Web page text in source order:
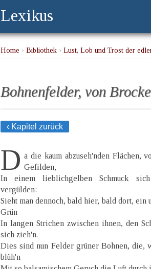
Lexikus
Home › Bibliothek › Lust, Lob und Trost der
Bohnenfelder, von
‹ Kapitel zurück
D a die kaum abzuseh'nden Flächen,
Gefilden,
In einem lieblichgelben Schmuck
vergülden:
Sieht man dennoch, bald hier, bald dort,
Grün
In langen Strichen zwischen ihnen, den
sich zieh'n.
Dies sind nun Felder grüner Bohnen, die,
blüh'n